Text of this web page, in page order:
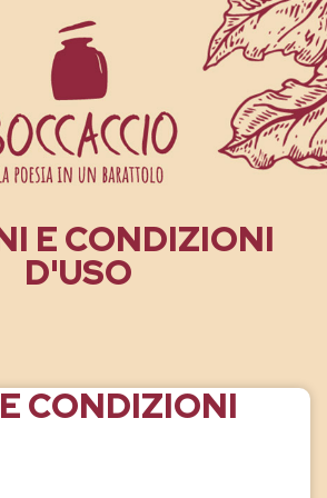
E CONDIZIONI
D'USO
CONDIZIONI